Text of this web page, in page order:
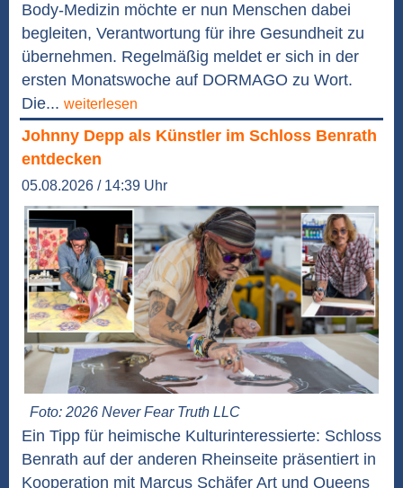
Body-Medizin möchte er nun Menschen dabei
begleiten, Verantwortung für ihre Gesundheit zu
übernehmen. Regelmäßig meldet er sich in der
ersten Monatswoche auf DORMAGO zu Wort.
Die... weiterlesen
Johnny Depp als Künstler im Schloss Benrath
entdecken
05.08.2026 / 14:39 Uhr
Foto: 2026 Never Fear Truth LLC
Ein Tipp für heimische Kulturinteressierte: Schloss
Benrath auf der anderen Rheinseite präsentiert in
Kooperation mit Marcus Schäfer Art und Queens